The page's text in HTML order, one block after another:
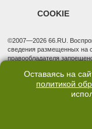
COOKIE
©2007—2026 66.RU.
сведения размещенных на
правообладателя
надзору в сфере связи,
(Роскомнадзор).
Учредитель: Общество с
3, оф. 7015 Фактический
обл., г. Екатеринбург, ул.
Оставаясь на
политикой